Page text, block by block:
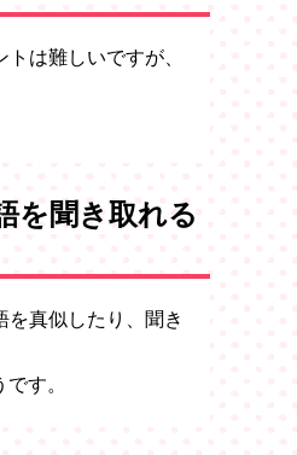
は難しいですが、
を聞き取れる
を真似したり、聞き
す。